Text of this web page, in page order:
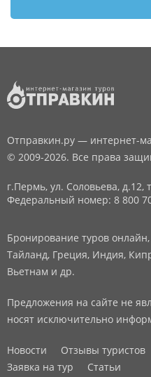
Отправкин.ру — интернет-
© 2009-2026. Все права
г.Пермь, ул. Соловьева, д.12,
Федеральный номер: 8 800
Бронирование туров
Тайланд, Греция, Индия,
Вьетнам и др.
Предложения на сайте не
носят исключительно
Новости Отзывы туристов
Заявка на тур
Статьи